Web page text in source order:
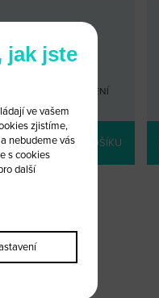
MAZDA 33
PO PŘIHLÁŠENÍ
PŘIDAT DO KOŠÍKU
jak jste
ve vašem
zjistíme,
nebudeme vás
s cookies
další